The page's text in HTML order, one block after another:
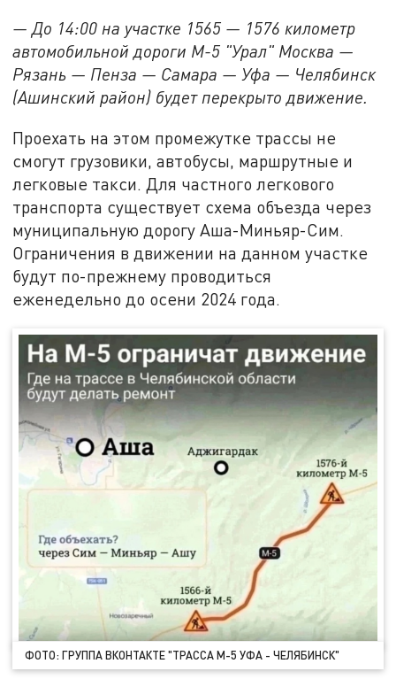
— До 14:00 на участке 1565 — 1576 километр
автомобильной дороги М-5 "Урал" Москва —
Рязань — Пенза — Самара — Уфа — Челябинск
(Ашинский район) будет перекрыто движение.
Проехать на этом промежутке трассы не
смогут грузовики, автобусы, маршрутные и
легковые такси. Для частного легкового
транспорта существует схема объезда через
муниципальную дорогу Аша-Миньяр-Сим.
Ограничения в движении на данном участке
будут по-прежнему проводиться
еженедельно до осени 2024 года.
ФОТО: ГРУППА ВКОНТАКТЕ "ТРАССА М-5 УФА - ЧЕЛЯБИНСК"